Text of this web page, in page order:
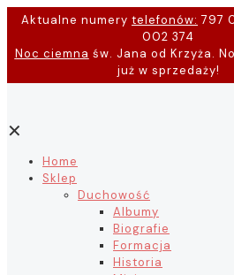
Aktualne numery telefonów: 797
002 374
Noc ciemna św. Jana od Krzyża.
już w sprzedaży!
✕
Home
Sklep
Duchowość
Albumy
Biografie
Formacja
Historia